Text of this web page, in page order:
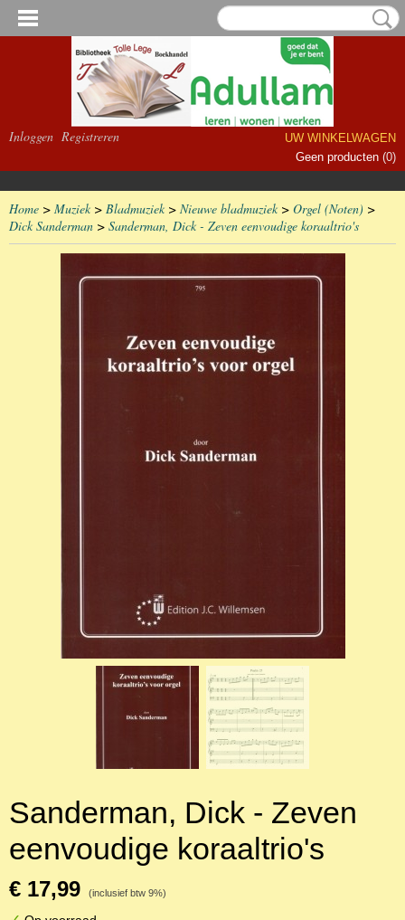
Inloggen Registreren
UW WINKELWAGEN
Geen producten (0)
Home > Muziek> Bladmuziek> Nieuwe bladmuziek> Orgel (Noten) >
Dick Sanderman > Sanderman, Dick - Zeven eenvoudige koraaltrio's
Sanderman, Dick - Zeven
eenvoudige koraaltrio's
€ 17,99 (inclusief btw 9%)